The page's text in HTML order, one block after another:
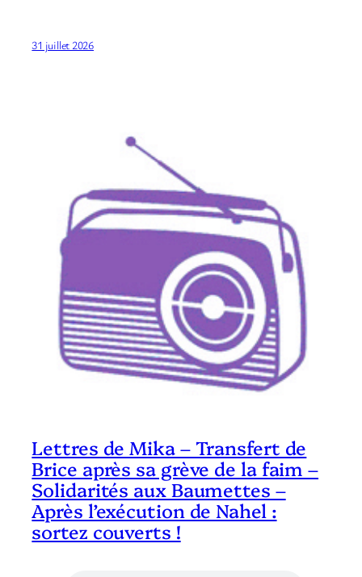
31 juillet 2026
Lettres de Mika – Transfert de
Brice après sa grève de la faim –
Solidarités aux Baumettes –
Après l’exécution de Nahel :
sortez couverts !